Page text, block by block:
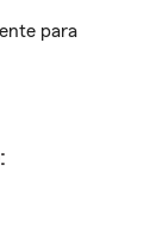
para